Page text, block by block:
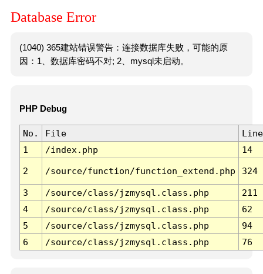
Database Error
(1040) 365建站错误警告：连接数据库失败，可能的原
因：1、数据库密码不对; 2、mysql未启动。
PHP Debug
No. File
Line
1
/index.php 14
2 /source/function/function_extend.php 324
3 /source/class/jzmysql.class.php
211
4
/source/class/jzmysql.class.php
62
5
/source/class/jzmysql.class.php
94
6
/source/class/jzmysql.class.php 76